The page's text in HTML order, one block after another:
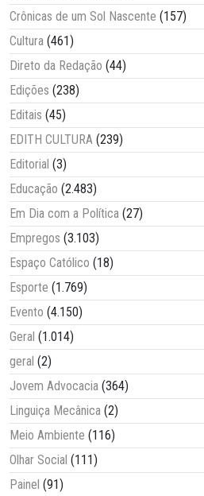
Crônicas de um Sol Nascente (157)
Cultura (461)
Direto da Redação (44)
Edições (238)
Editais (45)
EDITH CULTURA (239)
Editorial (3)
Educação (2.483)
Em Dia com a Política (27)
Empregos (3.103)
Espaço Católico (18)
Esporte (1.769)
Evento (4.150)
Geral (1.014)
geral (2)
Jovem Advocacia (364)
Linguiça Mecânica (2)
Meio Ambiente (116)
Olhar Social (111)
Painel (91)